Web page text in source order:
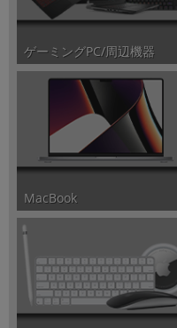
ゲーミングPC/周辺機器
MacBook